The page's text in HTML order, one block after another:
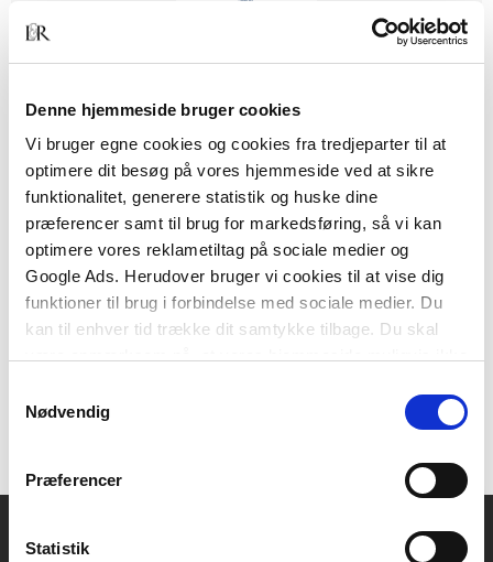
Denne hjemmeside bruger cookies
Vi bruger egne cookies og cookies fra tredjeparter til at
optimere dit besøg på vores hjemmeside ved at sikre
funktionalitet, generere statistik og huske dine
præferencer samt til brug for markedsføring, så vi kan
optimere vores reklametiltag på sociale medier og
Google Ads. Herudover bruger vi cookies til at vise dig
funktioner til brug i forbindelse med sociale medier. Du
kan til enhver tid trække dit samtykke tilbage. Du skal
tilbagetrækker et samtykke.
Nødvendig
Præferencer
Statistik
Softcover med flapper
Anvisning 259: Plejeboliger for personer med demens
Inge Mette Kirkeby Lone Sigbrand Annette Bredmose